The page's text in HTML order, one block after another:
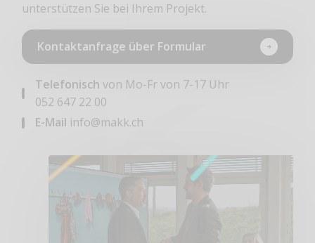
unterstützen Sie bei Ihrem Projekt.
Kontaktanfrage über Formular
Telefonisch von Mo-Fr von 7-17 Uhr
052 647 22 00
E-Mail info@makk.ch